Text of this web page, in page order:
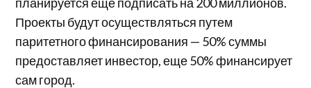
Проекты будут осуществляться путем
паритетного финансирования — 50% суммы
предоставляет инвестор, еще 50% финансирует
сам город.